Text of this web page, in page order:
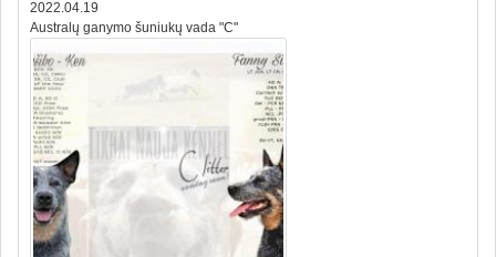
2022.04.19
Australų ganymo šuniukų vada "C"